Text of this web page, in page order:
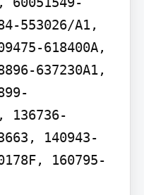
553026/A1,
618400A,
637230A1,
136736-
140943-
160795-